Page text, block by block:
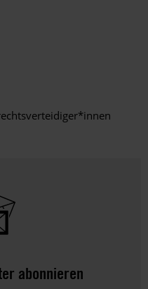
abonnieren